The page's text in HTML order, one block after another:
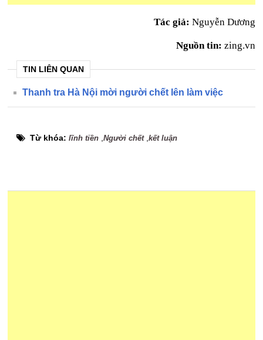
Tác giả: Nguyễn Dương
Nguồn tin: zing.vn
TIN LIÊN QUAN
Thanh tra Hà Nội mời người chết lên làm việc
Từ khóa:lĩnh tiền ,Người chết,kết luận